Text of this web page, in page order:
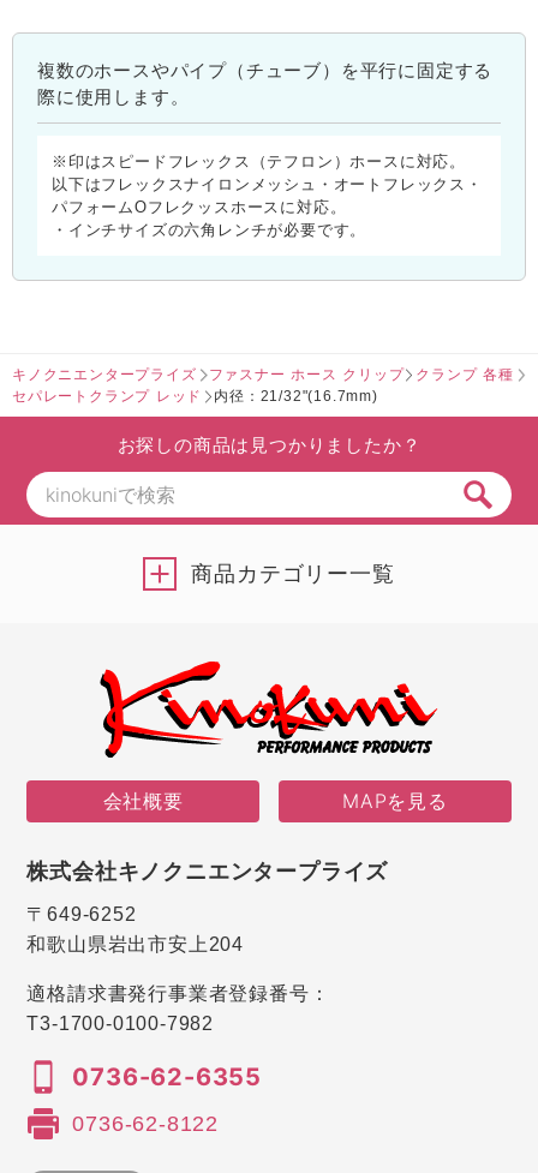
複数のホースやパイプ（チューブ）を平行に固定する
際に使用します。
※印はスピードフレックス（テフロン）ホースに対応。
以下はフレックスナイロンメッシュ・オートフレックス・
パフォームOフレクッスホースに対応。
・インチサイズの六角レンチが必要です。
キノクニエンタープライズ ファスナー ホース クリップ
クランプ 各種
セパレートクランプ レッド
内径：21/32"(16.7mm)
お探しの商品は見つかりましたか？
商品カテゴリー一覧
会社概要 MAPを見る
株式会社キノクニエンタープライズ
〒649-6252
和歌山県岩出市安上204
適格請求書発行事業者登録番号：
T3-1700-0100-7982
0736-62-6355
0736-62-8122